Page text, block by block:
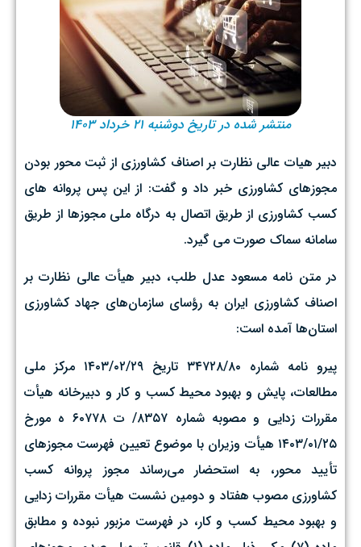
منتشر شده در تاریخ دوشنبه ۲۱ خرداد ۱۴۰۳
دبیر هیات عالی نظارت بر اصناف کشاورزی از ثبت محور بودن
مجوزهای کشاورزی خبر داد و گفت: از این پس پروانه های
کسب کشاورزی از طریق اتصال به درگاه ملی مجوزها از طریق
سامانه سماک صورت می گیرد.
در متن نامه مسعود عدل طلب، دبیر هیأت عالی نظارت بر
اصناف کشاورزی ایران به رؤسای سازمان‌های جهاد کشاورزی
استان‌ها آمده است:
پیرو نامه شماره ۳۴۷۲۸/۸۰ تاریخ ۲۹/‏۰۲/‏۱۴۰۳‬ مرکز ملی
مطالعات، پایش و بهبود محیط کسب و کار و دبیرخانه هیأت
مقررات زدایی و مصوبه شماره ۸۳۵۷/ ت ۶۰۷۷۸ ه مورخ
۲۵/‏۰۱/‏۱۴۰۳‬ هیأت وزیران با موضوع تعیین فهرست مجوزهای
تأیید محور، به استحضار می‌رساند مجوز پروانه کسب
کشاورزی مصوب هفتاد و دومین نشست هیأت مقررات زدایی
و بهبود محیط کسب و کار، در فهرست مزبور نبوده و مطابق